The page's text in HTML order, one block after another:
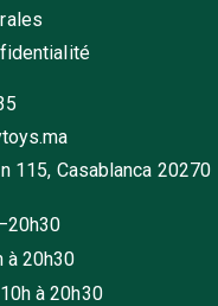
115, Casablanca 20270
à 20h30
à 20h30